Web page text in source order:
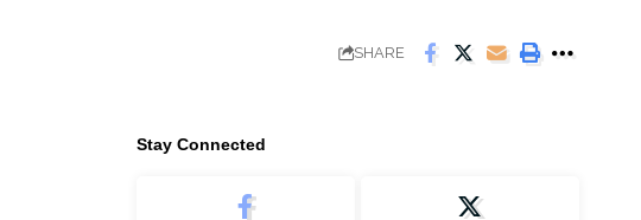
SHARE
Stay Connected